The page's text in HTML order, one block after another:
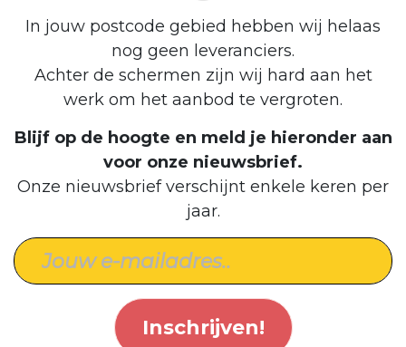
In jouw postcode gebied hebben wij helaas
nog geen leveranciers.
Achter de schermen zijn wij hard aan het
werk om het aanbod te vergroten.
Blijf op de hoogte en meld je hieronder aan
voor onze nieuwsbrief.
Onze nieuwsbrief verschijnt enkele keren per
jaar.
Inschrijven!